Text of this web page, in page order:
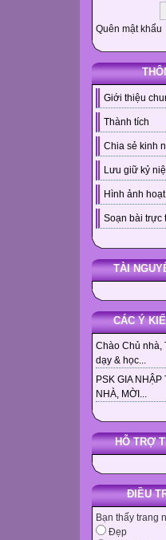
Quên mật khẩu
Giới thiệu
Thành tích
Chia sẻ kinh
Lưu giữ kỷ
Hình ảnh
Soạn bài trực
TÀI
CÁC Ý
Chào Chủ nhà,
dạy & học...
PSK GIA NHẬP
NHÀ, MỜI...
HỖ TRỢ
ĐIỀU
Bạn thấy trang
Đẹp